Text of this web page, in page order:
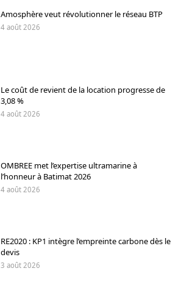
Amosphère veut révolutionner le réseau BTP
4 août 2026
Le coût de revient de la location progresse de
3,08 %
4 août 2026
OMBREE met l’expertise ultramarine à
l’honneur à Batimat 2026
4 août 2026
RE2020 : KP1 intègre l’empreinte carbone dès le
devis
3 août 2026